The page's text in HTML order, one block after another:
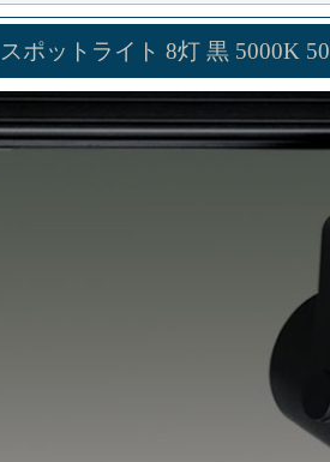
スポットライト 8灯 黒 5000K